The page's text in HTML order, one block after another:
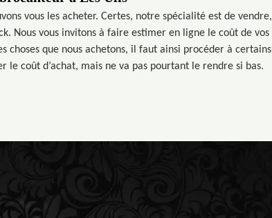
vous les acheter. Certes, notre spécialité est de vendre,
Nous vous invitons à faire estimer en ligne le coût de vos
que nous achetons, il faut ainsi procéder à certains
le coût d’achat, mais ne va pas pourtant le rendre si bas.